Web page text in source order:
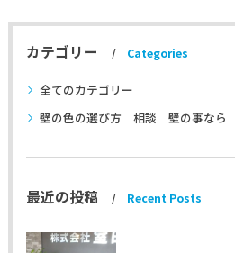
カテゴリー Categories
全てのカテゴリー
壁の色の選び方 相談 壁の事なら
最近の投稿 Recent Posts